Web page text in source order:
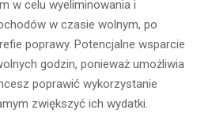
w celu wyeliminowania i
w czasie wolnym, po
poprawy. Potencjalne wsparcie
godzin, ponieważ umożliwia
poprawić wykorzystanie
zwiększyć ich wydatki.